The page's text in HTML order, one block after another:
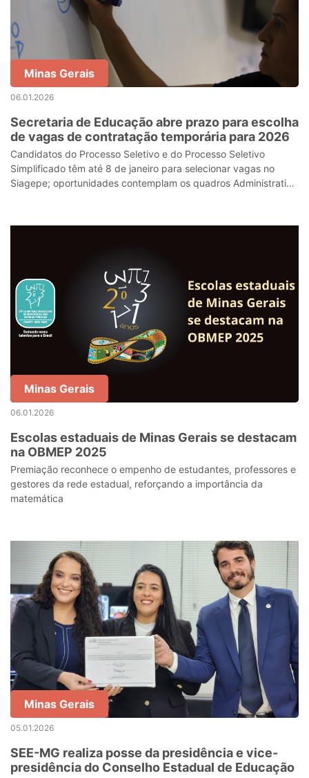
Minas Gerais
06.01.2026
Secretaria de Educação abre prazo para escolha
de vagas de contratação temporária para 2026
Candidatos do Processo Seletivo e do Processo Seletivo
Simplificado têm até 8 de janeiro para selecionar vagas no
Siagepe; oportunidades contemplam os quadros Administrativo
Minas Gerais
06.01.2026
Escolas estaduais de Minas Gerais se destacam
na OBMEP 2025
Premiação reconhece o empenho de estudantes, professores e
gestores da rede estadual, reforçando a importância da
matemática
Minas Gerais
05.01.2026
SEE-MG realiza posse da presidência e vice-
presidência do Conselho Estadual de Educação